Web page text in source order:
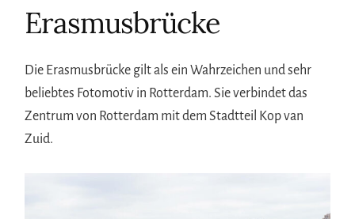
Erasmusbrücke
Die Erasmusbrücke gilt als ein Wahrzeichen und sehr
beliebtes Fotomotiv in Rotterdam. Sie verbindet das
Zentrum von Rotterdam mit dem Stadtteil Kop van
Zuid.